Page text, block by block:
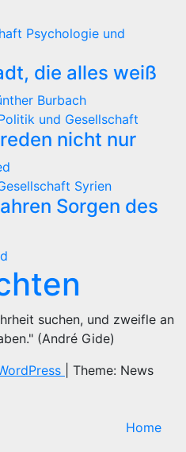
Psychologie und
die alles weiß
Burbach
und Gesellschaft
nicht nur
Syrien
Sorgen des
suchen, und zweifle an
(André Gide)
Theme: News
Home